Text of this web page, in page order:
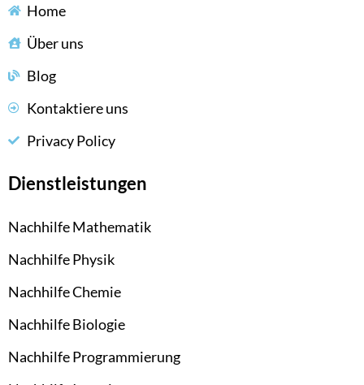
Home
Über uns
Blog
Kontaktiere uns
Privacy Policy
Dienstleistungen
Nachhilfe Mathematik
Nachhilfe Physik
Nachhilfe Chemie
Nachhilfe Biologie
Nachhilfe Programmierung